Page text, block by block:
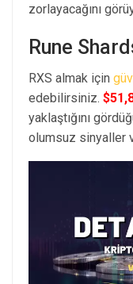
zorlayacağını
Rune
RXS almak için
edebilirsiniz.
yaklaştığını
olumsuz sinyaller